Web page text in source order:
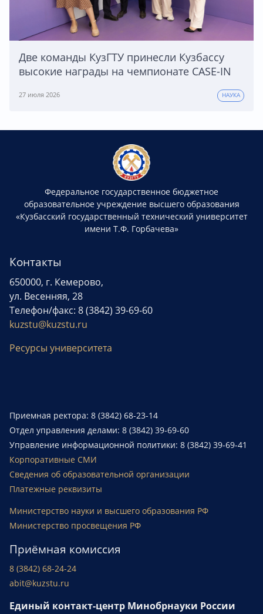
Две команды КузГТУ принесли Кузбассу
высокие награды на чемпионате CASE-IN
27 июля 2026 НАУКА
Федеральное государственное бюджетное
образовательное учреждение высшего образования
«Кузбасский государственный технический университет
имени Т.Ф. Горбачева»
Контакты
650000, г. Кемерово,
ул. Весенняя, 28
Телефон/факс: 8 (3842) 39-69-60
kuzstu@kuzstu.ru
Ресурсы университета
Приемная ректора: 8 (3842) 68-23-14
Отдел управления делами: 8 (3842) 39-69-60
Управление информационной политики: 8 (3842) 39-69-41
Корпоративные СМИ
Сведения об образовательной организации
Платежные реквизиты
Министерство науки и высшего образования РФ
Министерство просвещения РФ
Приёмная комиссия
8 (3842) 68-24-24
abit@kuzstu.ru
Единый контакт-центр Минобрнауки России